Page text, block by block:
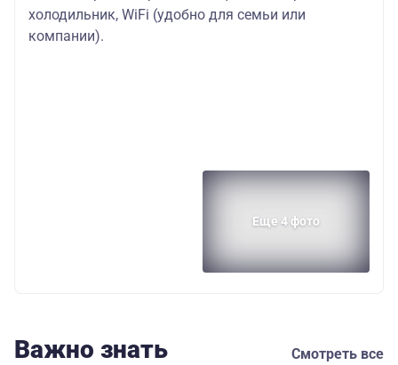
холодильник, WiFi (удобно для семьи или
компании).
Еще 4 фото
Важно знать Смотреть все